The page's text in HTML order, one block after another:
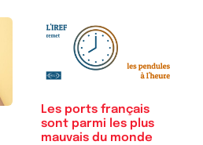
Les ports français
sont parmi les plus
mauvais du monde